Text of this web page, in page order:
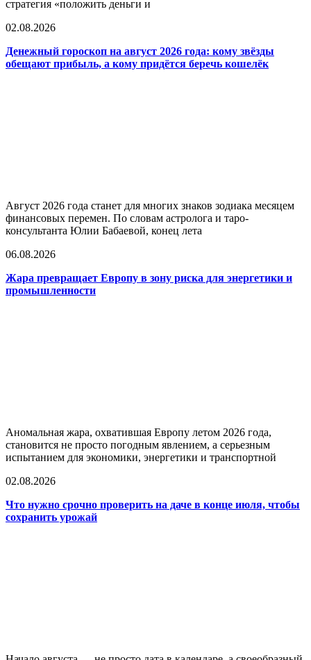
стратегия «положить деньги и
02.08.2026
Денежный гороскоп на август 2026 года: кому звёзды
обещают прибыль, а кому придётся беречь кошелёк
Август 2026 года станет для многих знаков зодиака месяцем
финансовых перемен. По словам астролога и таро-
консультанта Юлии Бабаевой, конец лета
06.08.2026
Жара превращает Европу в зону риска для энергетики и
промышленности
Аномальная жара, охватившая Европу летом 2026 года,
становится не просто погодным явлением, а серьезным
испытанием для экономики, энергетики и транспортной
02.08.2026
Что нужно срочно проверить на даче в конце июля, чтобы
сохранить урожай